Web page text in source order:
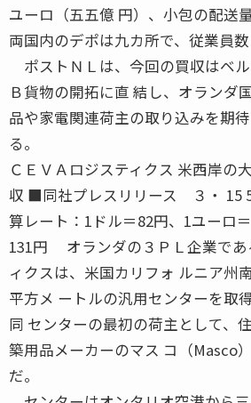
ユーロ（五五億 円）、小包の配送
両国内のデポは九カ所で、従業員数
ポストＮＬは、今回の買収はベ
Ｂ貨物の開拓に直 結し、オランダ
品や家電関連荷主の取り込みを期
る。
ＣＥＶＡロジスティクス 米西岸の
収 ■同社プレスリリース ３・
算レート：1ドル＝82円、1ユーロ
131円 オランダの３ＰＬ企業であ
ィクスは、米国カリフォ ルニア州
平方メ ートルの汎用センターを取得
同 センターの最初の荷主として、
築用品メーカーのマス コ（Masco
だ。